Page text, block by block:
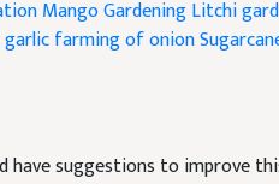
Mango GardeningLitchi
farming of onion
have suggestions to improve